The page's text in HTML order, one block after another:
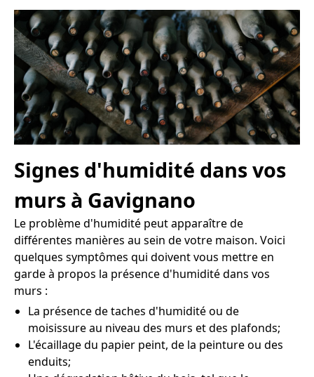
Signes d'humidité dans vos
murs à Gavignano
Le problème d'humidité peut apparaître de
différentes manières au sein de votre maison. Voici
quelques symptômes qui doivent vous mettre en
garde à propos la présence d'humidité dans vos
murs :
La présence de taches d'humidité ou de
moisissure au niveau des murs et des plafonds;
L'écaillage du papier peint, de la peinture ou des
enduits;